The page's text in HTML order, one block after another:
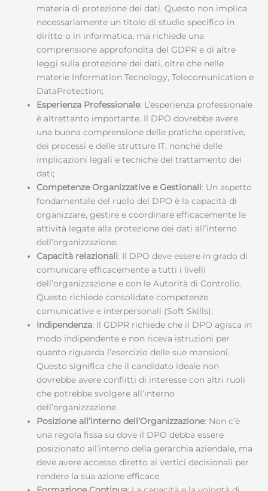
materia di protezione dei dati. Questo non implica
necessariamente un titolo di studio specifico in
diritto o in informatica, ma richiede una
comprensione approfondita del GDPR e di altre
leggi sulla protezione dei dati, oltre che nelle
materie Information Tecnology, Telecomunication e
DataProtection;
Esperienza Professionale: L’esperienza professionale
è altrettanto importante. Il DPO dovrebbe avere
una buona comprensione delle pratiche operative,
dei processi e delle strutture IT, nonché delle
implicazioni legali e tecniche del trattamento dei
dati;
Competenze Organizzative e Gestionali: Un aspetto
fondamentale del ruolo del DPO è la capacità di
organizzare, gestire e coordinare efficacemente le
attività legate alla protezione dei dati all’interno
dell’organizzazione;
Capacità relazionali: Il DPO deve essere in grado di
comunicare efficacemente a tutti i livelli
dell’organizzazione e con le Autorità di Controllo.
Questo richiede consolidate competenze
comunicative e interpersonali (Soft Skills);
Indipendenza: Il GDPR richiede che il DPO agisca in
modo indipendente e non riceva istruzioni per
quanto riguarda l’esercizio delle sue mansioni.
Questo significa che il candidato ideale non
dovrebbe avere conflitti di interesse con altri ruoli
che potrebbe svolgere all’interno
dell’organizzazione.
Posizione all’interno dell’Organizzazione: Non c’è
una regola fissa su dove il DPO debba essere
posizionato all’interno della gerarchia aziendale, ma
deve avere accesso diretto ai vertici decisionali per
rendere la sua azione efficace.